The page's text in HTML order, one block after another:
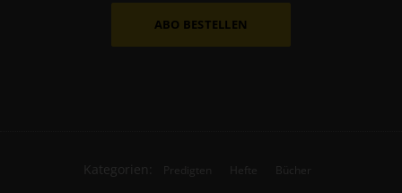
ABO BESTELLEN
Kategorien: Predigten Hefte Bücher